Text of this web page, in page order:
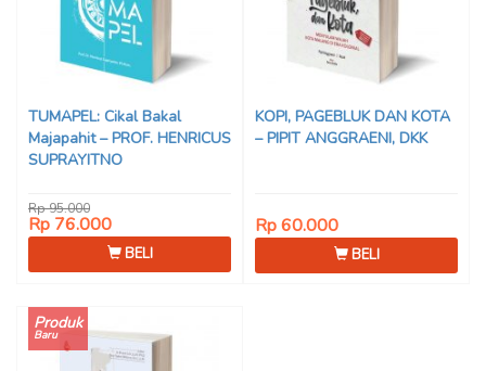
TUMAPEL: Cikal Bakal
Majapahit – PROF. HENRICUS
SUPRAYITNO
Rp 95.000
Rp 76.000
BELI
KOPI, PAGEBLUK DAN KOTA
– PIPIT ANGGRAENI, DKK
Rp 60.000
BELI
Produk
Baru